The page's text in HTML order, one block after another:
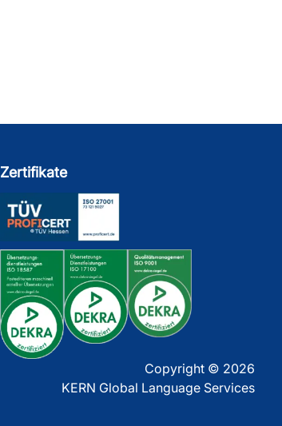
Zertifikate
Copyright © 2026
KERN Global Language Services